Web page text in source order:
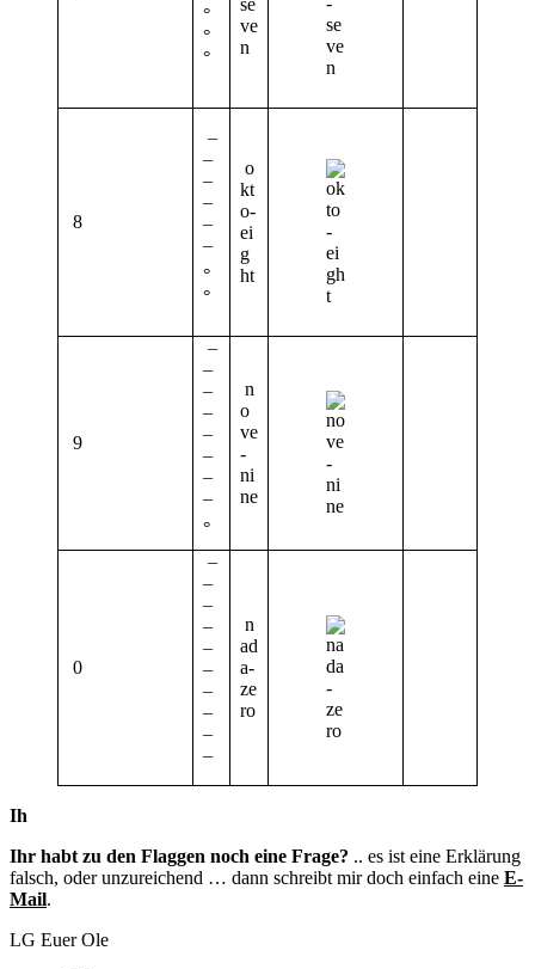
°
°
°
se
ve
n
8
¯
¯
¯
¯
¯
¯
°
°
o
kt
o-
ei
g
ht
9
¯
¯
¯
¯
¯
¯
¯
¯
°
n
o
ve
-
ni
ne
0
¯
¯
¯
¯
¯
¯
¯
¯
¯
¯
n
ad
a-
ze
ro
Ih
Ihr habt zu den Flaggen noch eine Frage? .. es ist eine Erklärung
falsch, oder unzureichend … dann schreibt mir doch einfach eine E-
Mail.
LG Euer Ole